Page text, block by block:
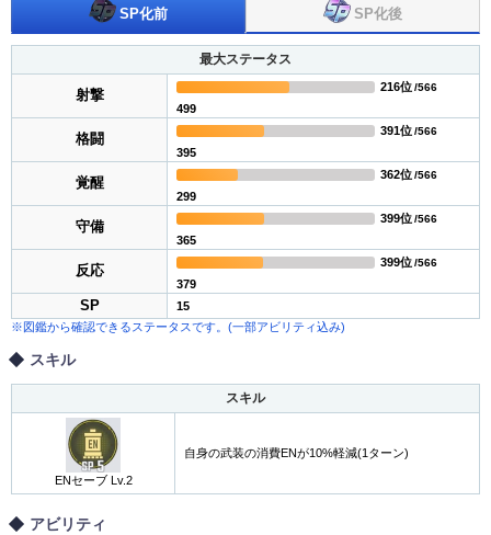
SP化前 SP化後
最大ステータス
射撃
499
216位 /566
格闘
395
391位 /566
覚醒
299
362位 /566
守備
365
399位 /566
反応
379
399位 /566
SP
15
※図鑑から確認できるステータスです。(一部アビリティ込み)
スキル
スキル
ENセーブ Lv.2
自身の武装の消費ENが10%軽減(1ターン)
アビリティ